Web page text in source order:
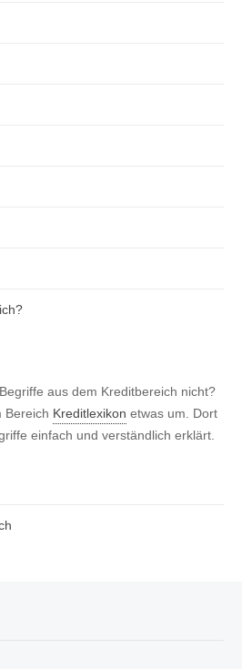
aus dem Kreditbereich nicht?
Bereich Kreditlexikon etwas um. Dort
einfach und verständlich erklärt.